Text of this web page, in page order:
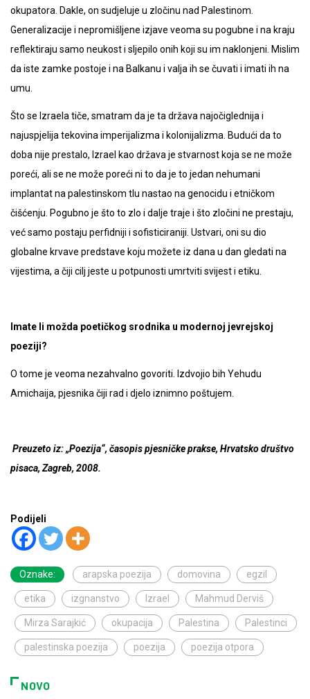
okupatora. Dakle, on sudjeluje u zločinu nad Palestinom.
Generalizacije i nepromišljene izjave veoma su pogubne i na kraju
reflektiraju samo neukost i sljepilo onih koji su im naklonjeni. Mislim
da iste zamke postoje i na Balkanu i valja ih se čuvati i imati ih na
umu.
Što se Izraela tiče, smatram da je ta država najočiglednija i
najuspjelija tekovina imperijalizma i kolonijalizma. Budući da to
doba nije prestalo, Izrael kao država je stvarnost koja se ne može
poreći, ali se ne može poreći ni to da je to jedan nehumani
implantat na palestinskom tlu nastao na genocidu i etničkom
čišćenju. Pogubno je što to zlo i dalje traje i što zločini ne prestaju,
već samo postaju perfidniji i sofisticiraniji. Ustvari, oni su dio
globalne krvave predstave koju možete iz dana u dan gledati na
vijestima, a čiji cilj jeste u potpunosti umrtviti svijest i etiku.
Imate li možda poetičkog srodnika u modernoj jevrejskoj
poeziji?
O tome je veoma nezahvalno govoriti. Izdvojio bih Yehudu
Amichaija, pjesnika čiji rad i djelo iznimno poštujem.
Preuzeto iz: „Poezija“, časopis pjesničke prakse, Hrvatsko društvo
pisaca, Zagreb, 2008.
Podijeli
Oznake: arapska poezija domovina egzil
etika izgnanstvo Izrael Mahmud Derviš
Mirza Sarajkić okupacija Palestina Palestinci
palestinska poezija poezija poezija otpora
NOVO